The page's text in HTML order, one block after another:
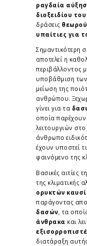
ραγδαία
διοξειδίου
δράσεις
υπαίτιες για
Σημαντικότερη
αποτελεί η
περιβάλλοντος
υποβάθμιση των
μείωση της
ανθρώπου.
γίνει για τα
οποία παρέχουν
λειτουργιών
άνθρωπο
έχουν υποστεί
φαινόμενο της
Βασικές αιτίες
της κλιματικής
ορυκτών
παράγοντας
δασών , τα
άνθρακα και
διατάραξη